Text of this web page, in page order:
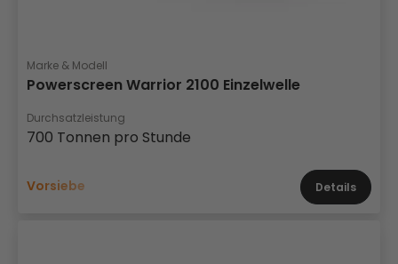
Marke & Modell
Powerscreen Warrior 2100 Einzelwelle
Durchsatzleistung
700 Tonnen pro Stunde
Vorsiebe Details